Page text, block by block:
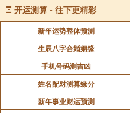
《易经》第十一卦 泰
《易经》第十二卦 否
《易经》第十三卦 同人
Ξ 开运测算 - 往下更精彩
新年运势整体预测
生辰八字合婚姻缘
手机号码测吉凶
姓名配对测算缘分
新年事业财运预测